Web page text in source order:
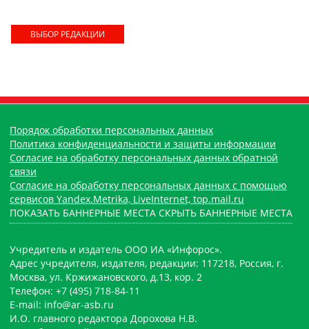
ВЫБОР РЕДАКЦИИ
Порядок обработки персональных данных
Политика конфиденциальности и защиты информации
Согласие на обработку персональных данных обратной
связи
Согласие на обработку персональных данных с помощью
сервисов Yandex.Metrika, LiveInternet, top.mail.ru
ПОКАЗАТЬ БАННЕРНЫЕ МЕСТА СКРЫТЬ БАННЕРНЫЕ МЕСТА
Учредитель и издатель ООО ИА «Инфорос».
Адрес учредителя, издателя, редакции: 117218, Россия, г.
Москва, ул. Кржижановского, д.13, кор. 2
Телефон: +7 (495) 718-84-11
E-mail: info@ar-asb.ru
И.О. главного редактора Дорохова Н.В.